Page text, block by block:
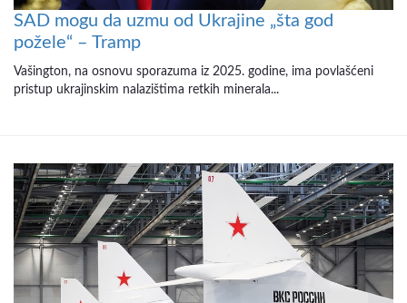
SAD mogu da uzmu od Ukrajine „šta god
požele“ – Tramp
Vašington, na osnovu sporazuma iz 2025. godine, ima povlašćeni
pristup ukrajinskim nalazištima retkih minerala...